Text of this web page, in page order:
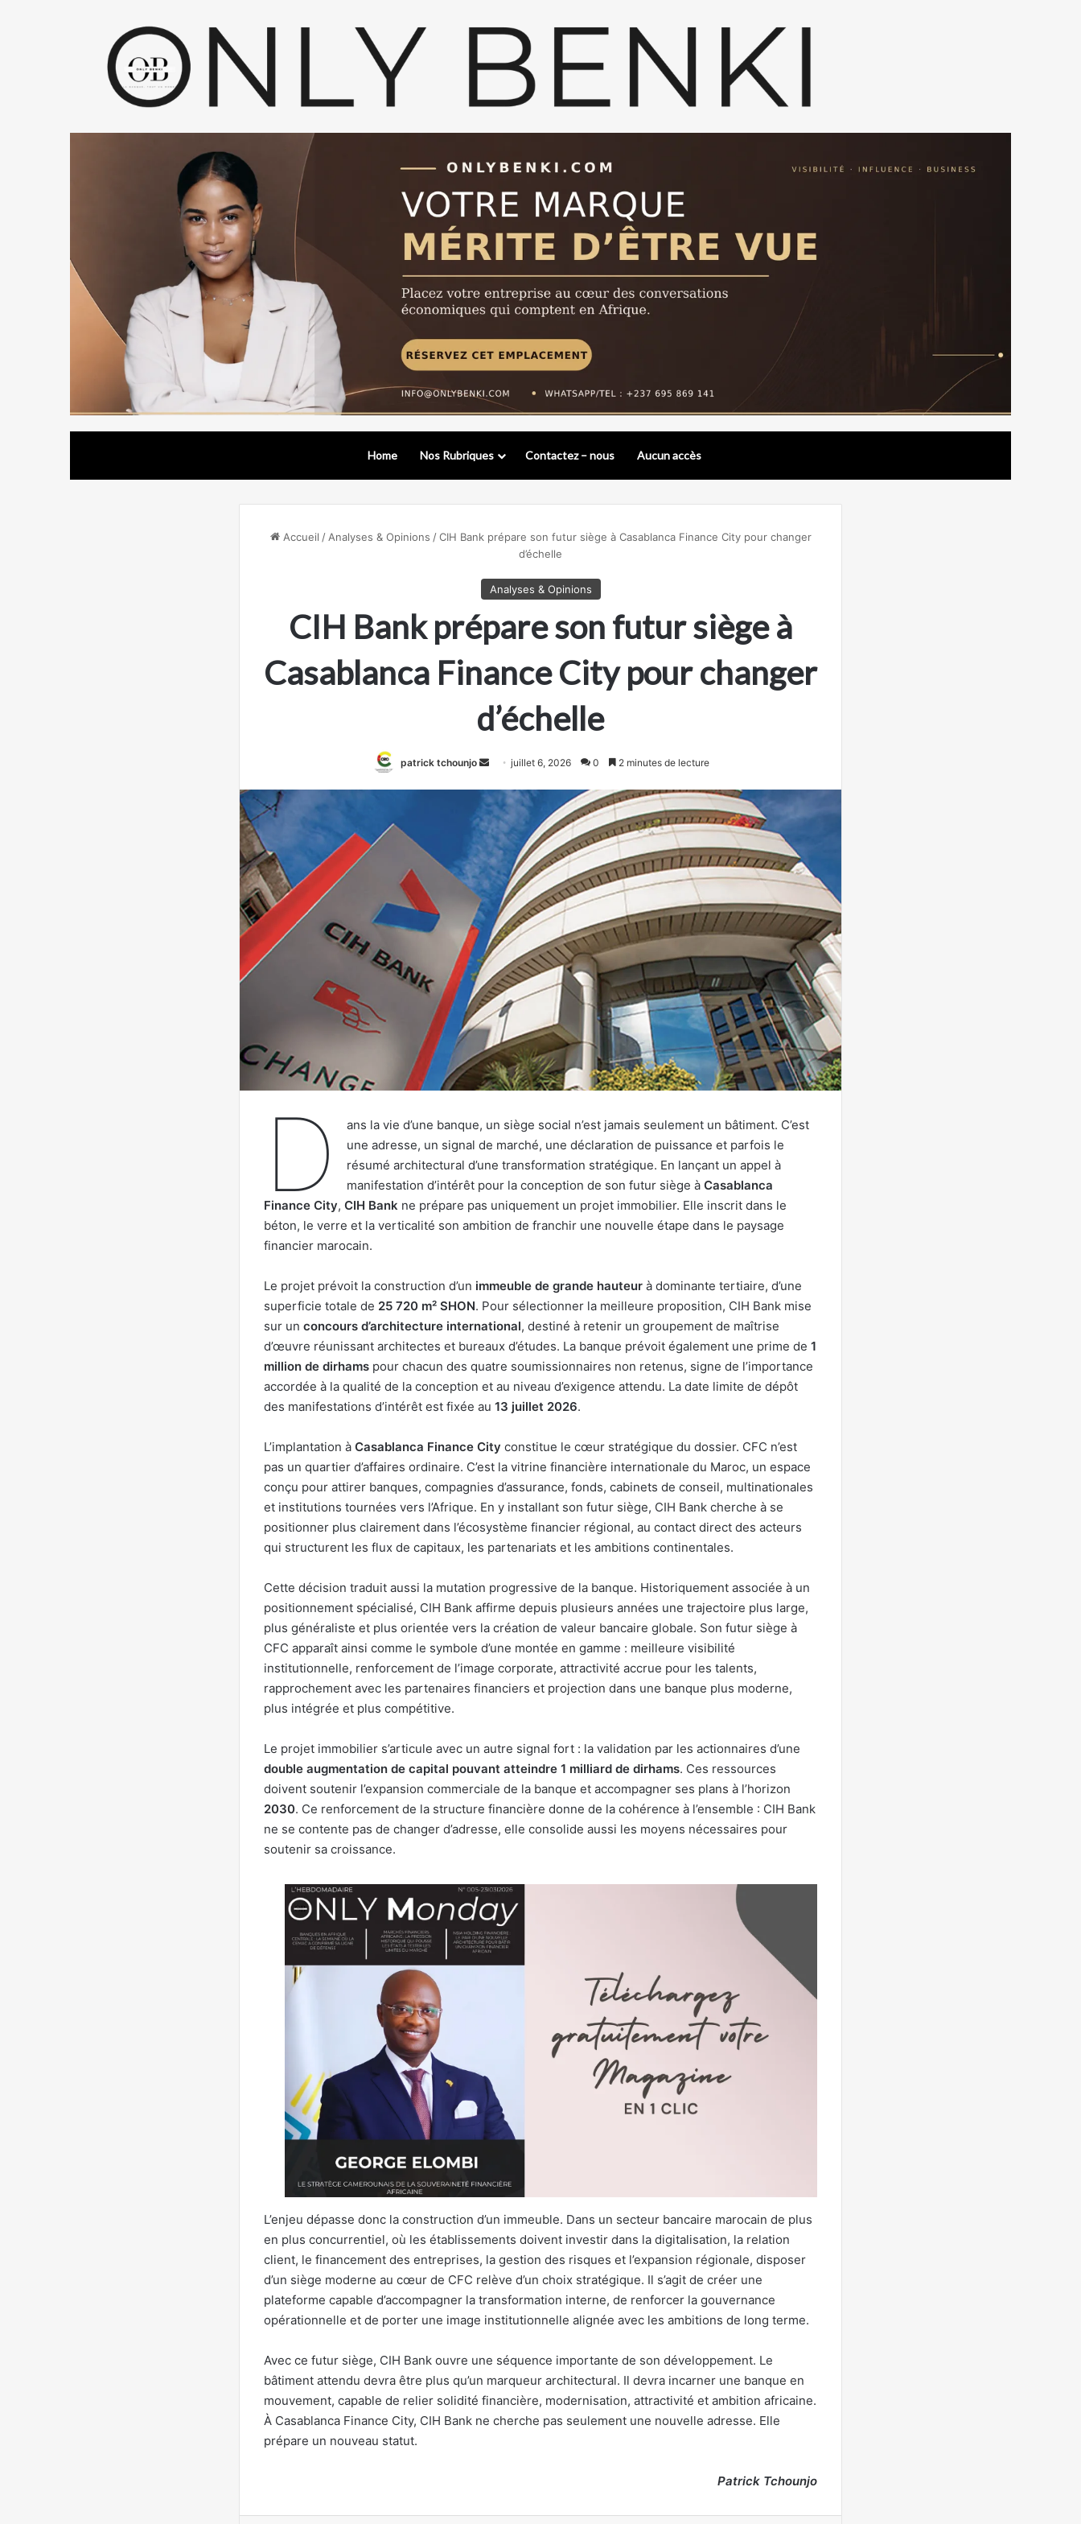
Home Nos Rubriques Contactez – nous Aucun accès
Accueil / Analyses & Opinions / CIH Bank prépare son futur siège à Casablanca Finance City pour changer
d’échelle
Analyses & Opinions
CIH Bank prépare son futur siège à
Casablanca Finance City pour changer
d’échelle
patrick tchounjo
Envoyer
courriel
juillet 6, 2026 0 2 minutes de lecture
D
ans la vie d’une banque, un siège social n’est jamais seulement un bâtiment. C’est
une adresse, un signal de marché, une déclaration de puissance et parfois le
résumé architectural d’une transformation stratégique. En lançant un appel à
manifestation d’intérêt pour la conception de son futur siège à Casablanca
Finance City, CIH Bank ne prépare pas uniquement un projet immobilier. Elle inscrit dans le
béton, le verre et la verticalité son ambition de franchir une nouvelle étape dans le paysage
financier marocain.
Le projet prévoit la construction d’un immeuble de grande hauteur à dominante tertiaire, d’une
superficie totale de 25 720 m² SHON. Pour sélectionner la meilleure proposition, CIH Bank mise
sur un concours d’architecture international, destiné à retenir un groupement de maîtrise
d’œuvre réunissant architectes et bureaux d’études. La banque prévoit également une prime de 1
million de dirhams pour chacun des quatre soumissionnaires non retenus, signe de l’importance
accordée à la qualité de la conception et au niveau d’exigence attendu. La date limite de dépôt
des manifestations d’intérêt est fixée au 13 juillet 2026.
L’implantation à Casablanca Finance City constitue le cœur stratégique du dossier. CFC n’est
pas un quartier d’affaires ordinaire. C’est la vitrine financière internationale du Maroc, un espace
conçu pour attirer banques, compagnies d’assurance, fonds, cabinets de conseil, multinationales
et institutions tournées vers l’Afrique. En y installant son futur siège, CIH Bank cherche à se
positionner plus clairement dans l’écosystème financier régional, au contact direct des acteurs
qui structurent les flux de capitaux, les partenariats et les ambitions continentales.
Cette décision traduit aussi la mutation progressive de la banque. Historiquement associée à un
positionnement spécialisé, CIH Bank affirme depuis plusieurs années une trajectoire plus large,
plus généraliste et plus orientée vers la création de valeur bancaire globale. Son futur siège à
CFC apparaît ainsi comme le symbole d’une montée en gamme : meilleure visibilité
institutionnelle, renforcement de l’image corporate, attractivité accrue pour les talents,
rapprochement avec les partenaires financiers et projection dans une banque plus moderne,
plus intégrée et plus compétitive.
Le projet immobilier s’articule avec un autre signal fort : la validation par les actionnaires d’une
double augmentation de capital pouvant atteindre 1 milliard de dirhams. Ces ressources
doivent soutenir l’expansion commerciale de la banque et accompagner ses plans à l’horizon
2030. Ce renforcement de la structure financière donne de la cohérence à l’ensemble : CIH Bank
ne se contente pas de changer d’adresse, elle consolide aussi les moyens nécessaires pour
soutenir sa croissance.
L’enjeu dépasse donc la construction d’un immeuble. Dans un secteur bancaire marocain de plus
en plus concurrentiel, où les établissements doivent investir dans la digitalisation, la relation
client, le financement des entreprises, la gestion des risques et l’expansion régionale, disposer
d’un siège moderne au cœur de CFC relève d’un choix stratégique. Il s’agit de créer une
plateforme capable d’accompagner la transformation interne, de renforcer la gouvernance
opérationnelle et de porter une image institutionnelle alignée avec les ambitions de long terme.
Avec ce futur siège, CIH Bank ouvre une séquence importante de son développement. Le
bâtiment attendu devra être plus qu’un marqueur architectural. Il devra incarner une banque en
mouvement, capable de relier solidité financière, modernisation, attractivité et ambition africaine.
À Casablanca Finance City, CIH Bank ne cherche pas seulement une nouvelle adresse. Elle
prépare un nouveau statut.
Patrick Tchounjo